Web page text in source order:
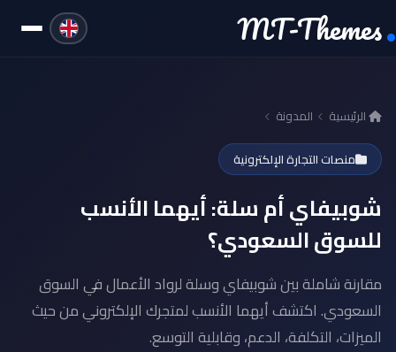
MT-Themes
الرئيسية المدونة
منصات التجارة الإلكترونية
شوبيفاي أم سلة: أيهما الأنسب
للسوق السعودي؟
مقارنة شاملة بين شوبيفاي وسلة لرواد الأعمال في السوق
السعودي. اكتشف أيهما الأنسب لمتجرك الإلكتروني من حيث
الميزات، التكلفة، الدعم، وقابلية التوسع.